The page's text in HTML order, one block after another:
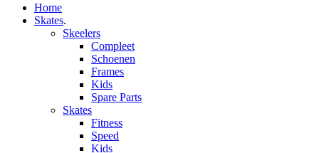
Home
Skates.
Skeelers
Compleet
Schoenen
Frames
Kids
Spare Parts
Skates
Fitness
Speed
Kids